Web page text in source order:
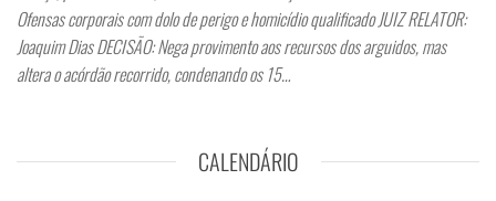
Ofensas corporais com dolo de perigo e homicídio qualificado JUIZ RELATOR:
Joaquim Dias DECISÃO: Nega provimento aos recursos dos arguidos, mas
altera o acórdão recorrido, condenando os 15…
CALENDÁRIO